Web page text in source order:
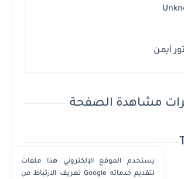
أيمن
مشاهدة الصفحة
يستخدم الموقع الإلكتروني هذا ملفات
تعريف الارتباط من Google لتقديم خدماته